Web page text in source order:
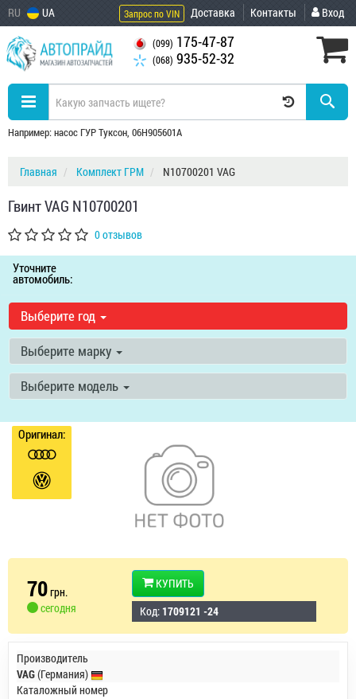
RU UA Запрос по VIN Доставка Контакты Вход
(099) 175-47-87
(068) 935-52-32
Например: насос ГУР Туксон, 06H905601A
Главная Комплект ГРМ N10700201 VAG
Гвинт VAG N10700201
0 отзывов
Уточните
автомобиль:
Выберите год
Выберите марку
Выберите модель
Оригинал:
70грн.
сегодня
КУПИТЬ
Код: 1709121 -24
Производитель
VAG(Германия)
Каталожный номер